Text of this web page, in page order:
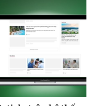
truyện đêm khuya
sổ tình yêu
chuyện cho bé
giống tâm hồn